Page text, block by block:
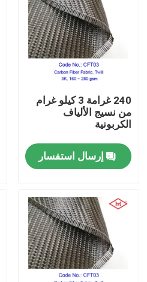
منزل
أشرطة فيديو
حول بنا
240 غرامة 3 كيلو غرام
من نسيج الألياف
الكربونية
إرسال استفسار